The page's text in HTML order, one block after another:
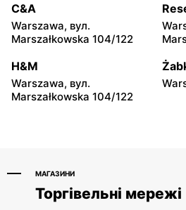
Pruszków, вул.
Emancypantek 4
Łazy, вул. Łączności 20
C&A
Warszawa, вул.
Marszałkowska 104/122
H&M
Warszawa, вул.
Marszałkowska 104/122
МАГАЗИНИ
Торгівельні мережі